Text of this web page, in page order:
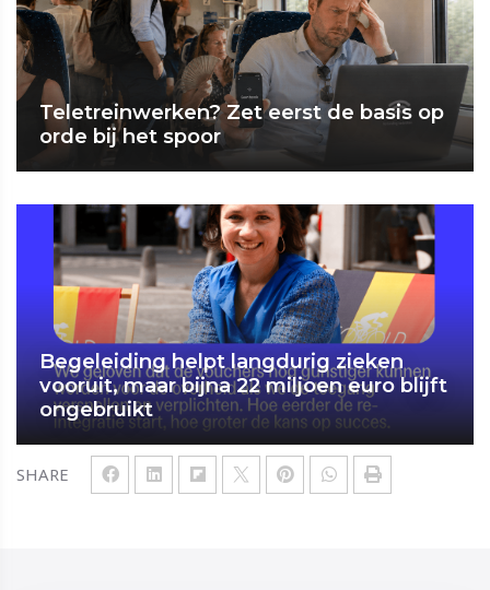
SHARE
Teletreinwerken? Zet eerst de basis op
orde bij het spoor
Begeleiding helpt langdurig zieken
vooruit, maar bijna 22 miljoen euro blijft
ongebruikt